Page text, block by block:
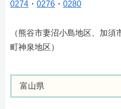
0274 ・ 0276 ・ 0280
（熊谷市妻沼小島地区、加須
町神泉地区）
富山県